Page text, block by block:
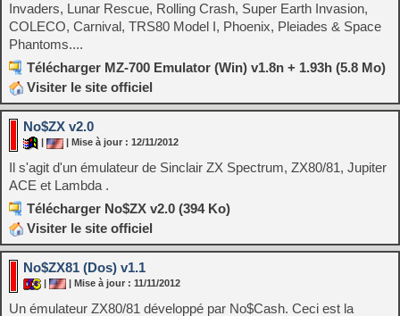
Invaders, Lunar Rescue, Rolling Crash, Super Earth Invasion,
COLECO, Carnival, TRS80 Model I, Phoenix, Pleiades & Space
Phantoms....
Télécharger MZ-700 Emulator (Win) v1.8n + 1.93h (5.8 Mo)
Visiter le site officiel
No$ZX v2.0
| Mise à jour : 12/11/2012
Il s'agit d'un émulateur de Sinclair ZX Spectrum, ZX80/81, Jupiter
ACE et Lambda .
Télécharger No$ZX v2.0 (394 Ko)
Visiter le site officiel
No$ZX81 (Dos) v1.1
| Mise à jour : 11/11/2012
Un émulateur ZX80/81 développé par No$Cash. Ceci est la